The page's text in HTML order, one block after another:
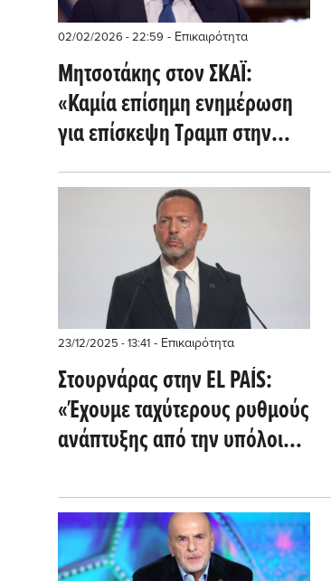
02/02/2026 - 22:59 - Επικαιρότητα
Μητσοτάκης στον ΣΚΑΪ:
«Καμία επίσημη ενημέρωση
για επίσκεψη Τραμπ στην
Ελλάδα»
23/12/2025 - 13:41 - Επικαιρότητα
Στουρνάρας στην EL PAÍS:
«Έχουμε ταχύτερους ρυθμούς
ανάπτυξης από την υπόλοιπη